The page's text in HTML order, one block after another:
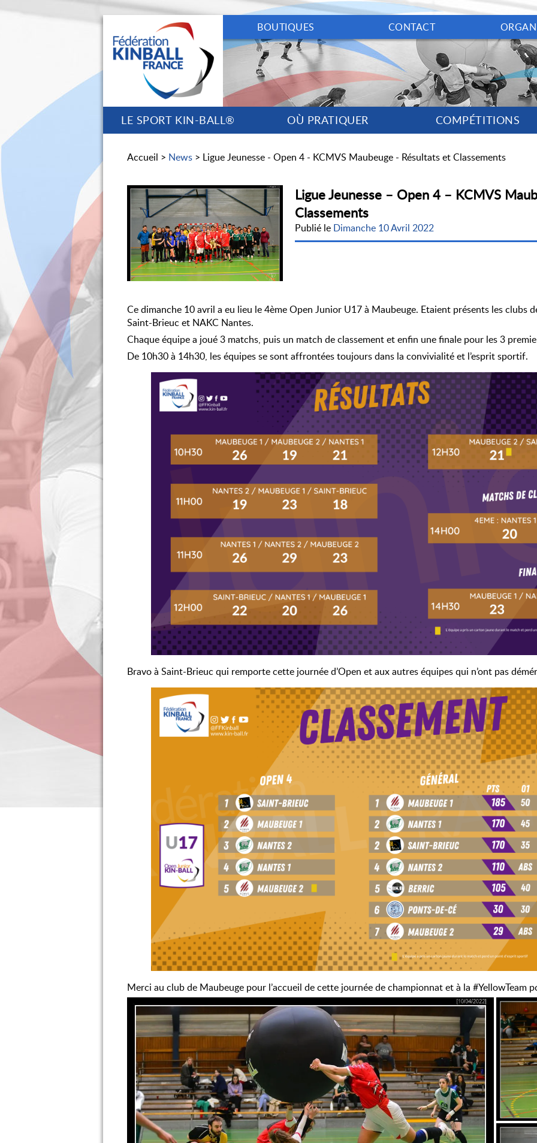
BOUTIQUES CONTACT
LE SPORT KIN-BALL® OÙ PRATIQUER COMPÉTITIONS
Accueil > News > Ligue Jeunesse - Open 4 - KCMVS Maubeuge - Résultats et Classements
Ligue Jeunesse – Open 4 – KCMVS
Classements
Publié le Dimanche 10 Avril 2022
Ce dimanche 10 avril a eu lieu le 4ème Open Junior U17 à Maubeuge. Etaient présents les clubs
Saint-Brieuc et NAKC Nantes.
Chaque équipe a joué 3 matchs, puis un match de classement et enfin une finale pour les 3
De 10h30 à 14h30, les équipes se sont affrontées toujours dans la convivialité et l’esprit sportif.
Bravo à Saint-Brieuc qui remporte cette journée d’Open et aux autres équipes qui n’ont pas
Merci au club de Maubeuge pour l’accueil de cette journée de championnat et à la #YellowTeam